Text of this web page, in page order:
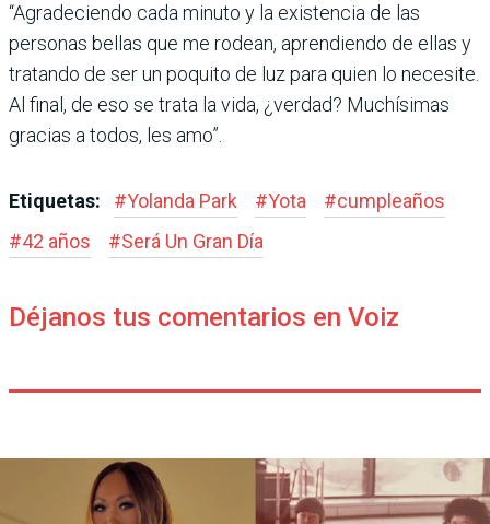
“Agradeciendo cada minuto y la existencia de las
personas bellas que me rodean, aprendiendo de ellas y
tratando de ser un poquito de luz para quien lo necesite.
Al final, de eso se trata la vida, ¿verdad? Muchísimas
gracias a todos, les amo”.
Etiquetas: #Yolanda Park #Yota #cumpleaños
#42 años #Será Un Gran Día
Déjanos tus comentarios en Voiz